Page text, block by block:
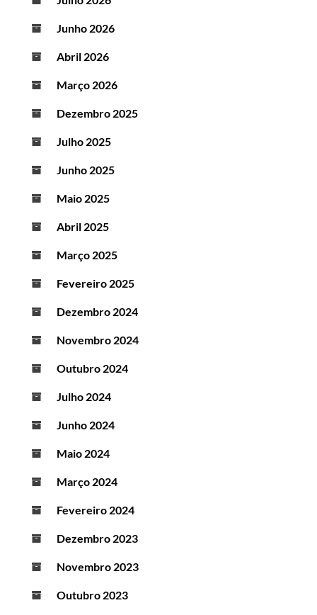
Junho 2026
Abril 2026
Março 2026
Dezembro 2025
Julho 2025
Junho 2025
Maio 2025
Abril 2025
Março 2025
Fevereiro 2025
Dezembro 2024
Novembro 2024
Outubro 2024
Julho 2024
Junho 2024
Maio 2024
Março 2024
Fevereiro 2024
Dezembro 2023
Novembro 2023
Outubro 2023